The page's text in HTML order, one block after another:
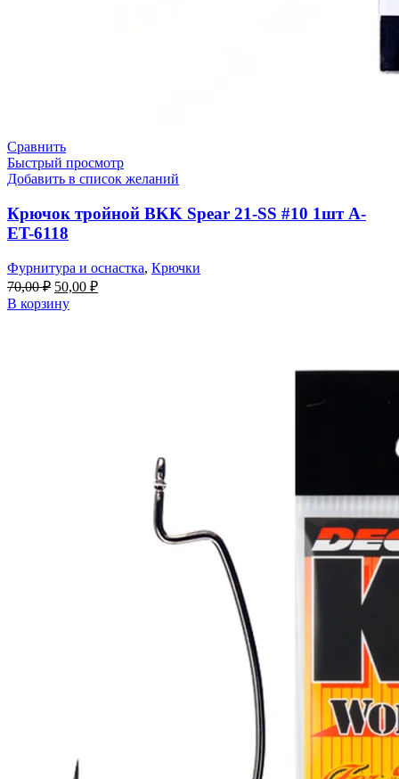
Сравнить
Быстрый просмотр
Добавить в список желаний
Крючок тройной BKK Spear 21-SS #10 1шт A-
ET-6118
Фурнитура и оснастка, Крючки
70,00₽ Первоначальная
цена
составляла
50,00 ₽Текущая
В корзину